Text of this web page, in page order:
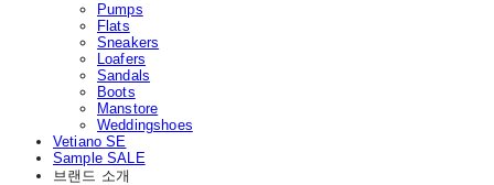
Pumps
Flats
Sneakers
Loafers
Sandals
Boots
Manstore
Weddingshoes
Vetiano SE
Sample SALE
브랜드 소개